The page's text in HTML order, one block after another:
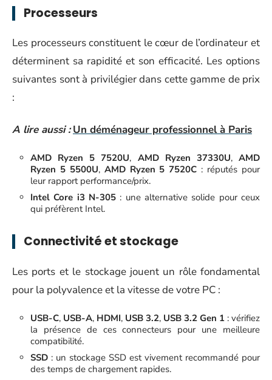
Processeurs
Les processeurs constituent le cœur de l’ordinateur et
déterminent sa rapidité et son efficacité. Les options
suivantes sont à privilégier dans cette gamme de prix
:
A lire aussi : Un déménageur professionnel à Paris
AMD Ryzen 5 7520U, AMD Ryzen 37330U,AMD
Ryzen 5 5500U, AMD Ryzen 5 7520C : réputés pour
leur rapport performance/prix.
Intel Core i3 N-305 : une alternative solide pour ceux
qui préfèrent Intel.
Connectivité et stockage
Les ports et le stockage jouent un rôle fondamental
pour la polyvalence et la vitesse de votre PC :
USB-C, USB-A, HDMI, USB 3.2, USB 3.2 Gen 1 : vérifiez
la présence de ces connecteurs pour une meilleure
compatibilité.
SSD : un stockage SSD est vivement recommandé pour
des temps de chargement rapides.